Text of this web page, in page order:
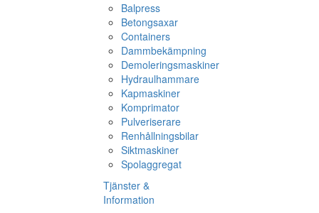
Balpress
Betongsaxar
Containers
Dammbekämpning
Demoleringsmaskiner
Hydraulhammare
Kapmaskiner
Komprimator
Pulveriserare
Renhållningsbilar
Siktmaskiner
Spolaggregat
Tjänster &
Information